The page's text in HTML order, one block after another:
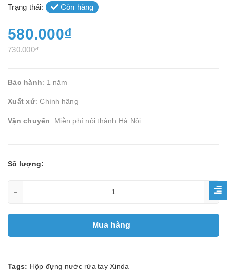
Trạng thái: Còn hàng
580.000₫
730.000₫
Bảo hành: 1 năm
Xuất xứ: Chính hãng
Vận chuyển: Miễn phí nội thành Hà Nội
Số lượng:
- +
Mua hàng
Tags: Hộp đựng nước rửa tay Xinda